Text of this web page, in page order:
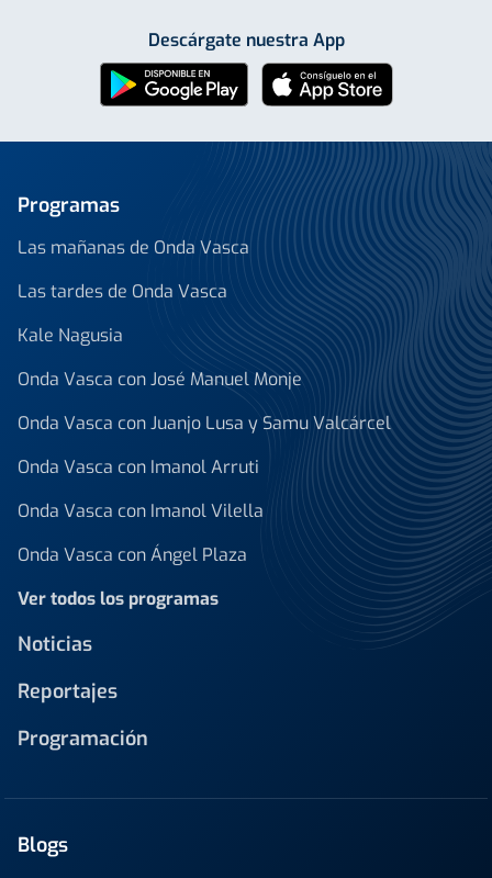
Descárgate nuestra App
Programas
Las mañanas de Onda Vasca
Las tardes de Onda Vasca
Kale Nagusia
Onda Vasca con José Manuel Monje
Onda Vasca con Juanjo Lusa y Samu Valcárcel
Onda Vasca con Imanol Arruti
Onda Vasca con Imanol Vilella
Onda Vasca con Ángel Plaza
Ver todos los programas
Noticias
Reportajes
Programación
Blogs